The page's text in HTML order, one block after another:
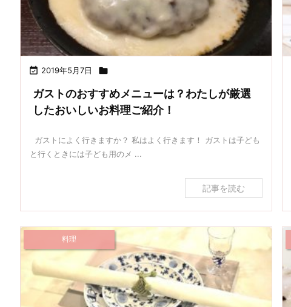
 2019年5月7日 
ガストのおすすめメニューは？わたしが厳選
したおいしいお料理ご紹介！
ガストによく行きますか？ 私はよく行きます！ ガストは子ども
と行くときには子ども用のメ ...
記事を読む
料理